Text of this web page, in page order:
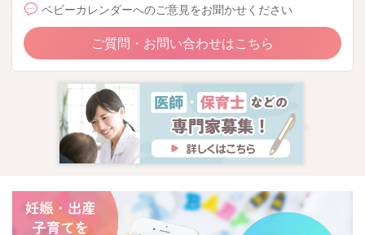
ベビーカレンダーへのご意見をお聞かせください
ご質問・お問い合わせはこちら